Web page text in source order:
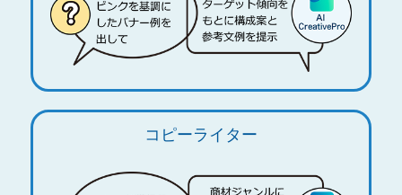
コピーライター